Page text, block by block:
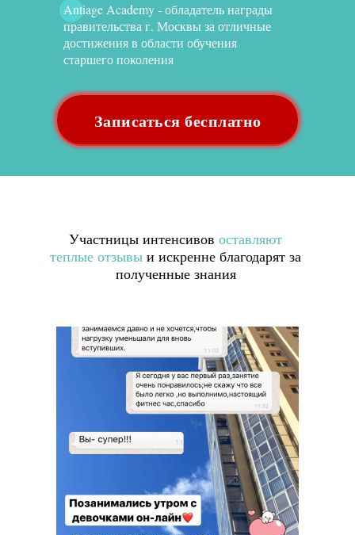
Antiage Academy - обладатель награды
правительства г. Москвы за отличные
достижения в области обучения
старшего поколения
Записаться бесплатно
Участницы интенсивов оставляют
теплые отзывы и искренне благодарят за
полученные знания